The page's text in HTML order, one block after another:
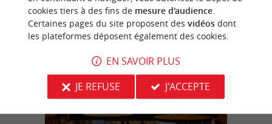
n
o
t
r
e
c
o
u
p
d
e
c
o
e
u
r
cookies tiers à des fins de mesure d'audience.
Certaines pages du site proposent des vidéosdont
les plateformes déposent également des cookies.
EN SAVOIR PLUS
JE REFUSE
J'ACCEPTE